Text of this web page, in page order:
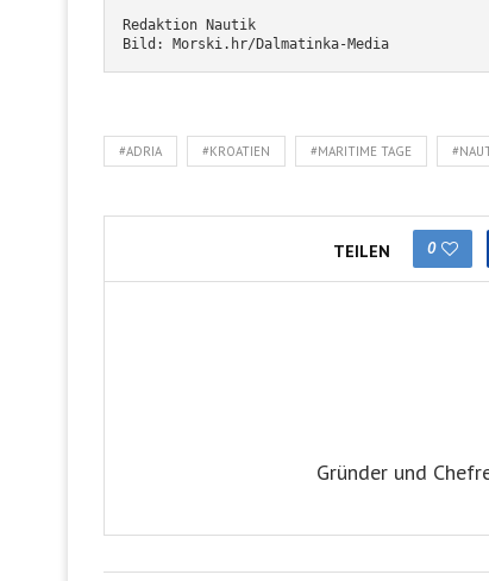
Redaktion Nautik
Bild: Morski.hr/Dalmatinka-Media
#ADRIA #KROATIEN #MARITIME TAGE
TEILEN 0
Gründer und